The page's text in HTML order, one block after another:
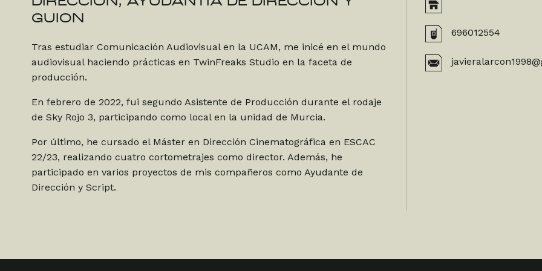
GUION
Tras estudiar Comunicación Audiovisual en la UCAM, me inicé en el mundo
audiovisual haciendo prácticas en TwinFreaks Studio en la faceta de
producción.
En febrero de 2022, fui segundo Asistente de Producción durante el rodaje
de Sky Rojo 3, participando como local en la unidad de Murcia.
Por último, he cursado el Máster en Dirección Cinematográfica en ESCAC
22/23, realizando cuatro cortometrajes como director. Además, he
participado en varios proyectos de mis compañeros como Ayudante de
Dirección y Script.
696012554